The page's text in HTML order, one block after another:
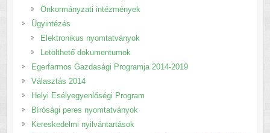
Önkormányzati intézmények
Ügyintézés
Elektronikus nyomtatványok
Letölthető dokumentumok
Egerfarmos Gazdasági Programja 2014-2019
Választás 2014
Helyi Esélyegyenlőségi Program
Bírósági peres nyomtatványok
Kereskedelmi nyilvántartások